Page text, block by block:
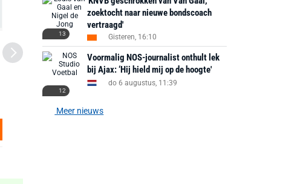
MediaMarkt
EA Sports FC 26 -
PlayStation 5
€ 29,99
Adidas
F50 Messi Elite Firm
Ground Boots Kids
13
zoektocht naar nieuwe bondscoach
vertraagd'
Gisteren, 16:10
12
Voormalig NOS-journalist onthult lek
bij Ajax: ‘Hij hield mij op de hoogte'
do 6 augustus, 11:39
Meer nieuws